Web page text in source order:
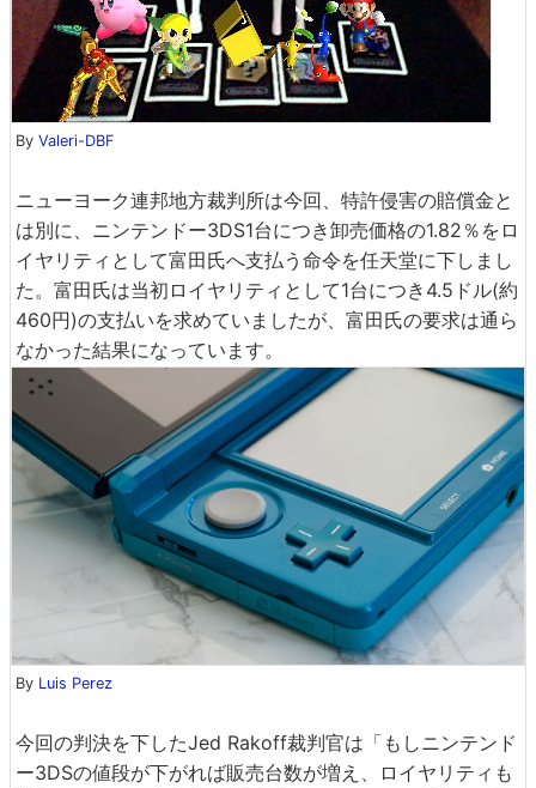
By Valeri-DBF
ニューヨーク連邦地方裁判所は今回、特許侵害の賠償金と
は別に、ニンテンドー3DS1台につき卸売価格の1.82％をロ
イヤリティとして富田氏へ支払う命令を任天堂に下しまし
た。富田氏は当初ロイヤリティとして1台につき4.5ドル(約
460円)の支払いを求めていましたが、富田氏の要求は通ら
なかった結果になっています。
By Luis Perez
今回の判決を下したJed Rakoff裁判官は「もしニンテンド
ー3DSの値段が下がれば販売台数が増え、ロイヤリティも